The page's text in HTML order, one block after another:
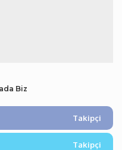
Biz
Takipçi
Takipçi